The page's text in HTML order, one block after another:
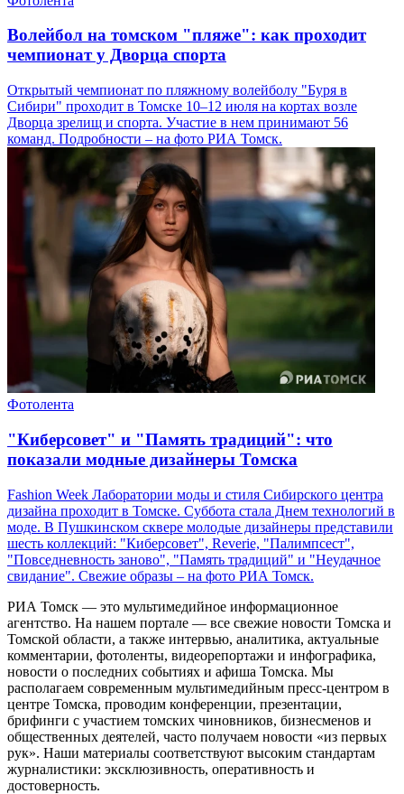
Волейбол на томском "пляже": как проходит
чемпионат у Дворца спорта
Открытый чемпионат по пляжному волейболу "Буря в
Сибири" проходит в Томске 10–12 июля на кортах возле
Дворца зрелищ и спорта. Участие в нем принимают 56
команд. Подробности – на фото РИА Томск.
Фотолента
"Киберсовет" и "Память традиций": что
показали модные дизайнеры Томска
Fashion Week Лаборатории моды и стиля Сибирского центра
дизайна проходит в Томске. Суббота стала Днем технологий в
моде. В Пушкинском сквере молодые дизайнеры представили
шесть коллекций: "Киберсовет", Reverie, "Палимпсест",
"Повседневность заново", "Память традиций" и "Неудачное
свидание". Свежие образы – на фото РИА Томск.
РИА Томск — это мультимедийное информационное
агентство. На нашем портале — все свежие новости Томска и
Томской области, а также интервью, аналитика, актуальные
комментарии, фотоленты, видеорепортажи и инфографика,
новости о последних событиях и афиша Томска. Мы
располагаем современным мультимедийным пресс-центром в
центре Томска, проводим конференции, презентации,
брифинги с участием томских чиновников, бизнесменов и
общественных деятелей, часто получаем новости «из первых
рук». Наши материалы соответствуют высоким стандартам
журналистики: эксклюзивность, оперативность и
достоверность.